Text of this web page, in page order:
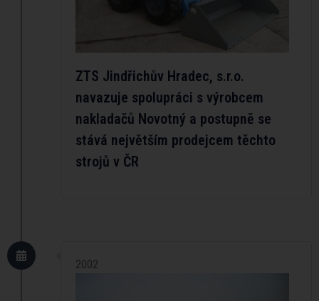
ZTS Jindřichův Hradec, s.r.o.
navazuje spolupráci s výrobcem
nakladačů Novotný a postupně se
stává největším prodejcem těchto
strojů v ČR
2002